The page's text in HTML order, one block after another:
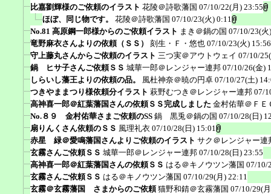
比嘉劉輝様のご依頼のイラスト 花陵＠詩歌藩国 07/10/22(月) 23:55
ほぼ、同じ物です。
花陵＠詩歌藩国 07/10/23(火) 0:11
No.81 高原鋼一郎様からのご依頼イラスト まき＠鍋の国 07/10/23(火
竜野麻衣さんよりの依頼（ＳＳ）
刻生・Ｆ・悠也 07/10/23(火) 15:56
守上藤丸さんからご依頼のイラスト 三つ実＠アウトウェイ 07/10/
鍋 ヒサ子さんご依頼ＳＳ 城華一郎＠レンジャー連邦 07/10/26(金)
しらいし藩王よりの依頼の品。
風杜神奈＠暁の円卓 07/10/27(土)
つきやままつり様依頼分イラスト 萩野むつき＠レンジャー連邦 07/
高神喜一郎＠紅葉藩国さんの依頼ＳＳ完成しました 金村佑華＠ＦＥ
No.８９ 金村佑華さまご依頼のSS 鍋 黒兎＠鍋の国 07/10/28(日)
扇りんくさん依頼のＳＳ 風理礼衣 07/10/28(日) 15:01
赤星 緑＠愛鳴藩国さんよりご依頼のイラスト サク＠レンジャー連
玄霧さんご依頼ＳＳ 城華一郎＠レンジャー連邦 07/10/28(日) 23:55
高神喜一郎＠紅葉藩国さんの依頼ＳＳ はる＠キノウツン藩国 07/10/
玄霧さんご依頼ＳＳ はる＠キノウツン藩国 07/10/29(月) 22:11
玄霧＠玄霧藩国 さまからのご依頼 猫野和錆＠玄霧藩国 07/10/29(